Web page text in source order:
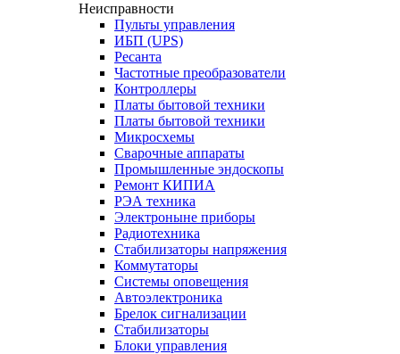
Неисправности
Пульты управления
ИБП (UPS)
Ресанта
Частотные преобразователи
Контроллеры
Платы бытовой техники
Платы бытовой техники
Микросхемы
Сварочные аппараты
Промышленные эндоскопы
Ремонт КИПИА
РЭА техника
Электроныне приборы
Радиотехника
Стабилизаторы напряжения
Коммутаторы
Системы оповещения
Автоэлектроника
Брелок сигнализации
Стабилизаторы
Блоки управления